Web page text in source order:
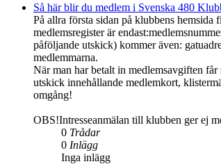
Så här blir du medlem i Svenska 480
På allra första sidan på klubbens
medlemsregister är
påföljande utskick) kommer även:
medlemmarna.
När man har betalt in medlemsavgiften
utskick innehållande medlemkort,
omgång!
OBS!Intresseanmälan till klubben ger ej
0 Trådar
0 Inlägg
Inga inlägg